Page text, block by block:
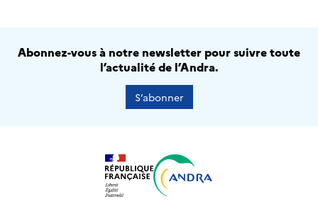
Abonnez-vous à notre newsletter pour suivre toute
l’actualité de l’Andra.
S’abonner